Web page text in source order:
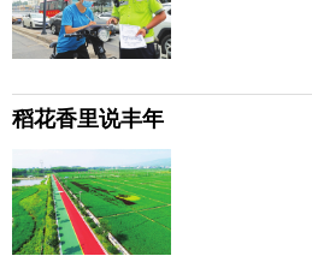
稻花香里说丰年